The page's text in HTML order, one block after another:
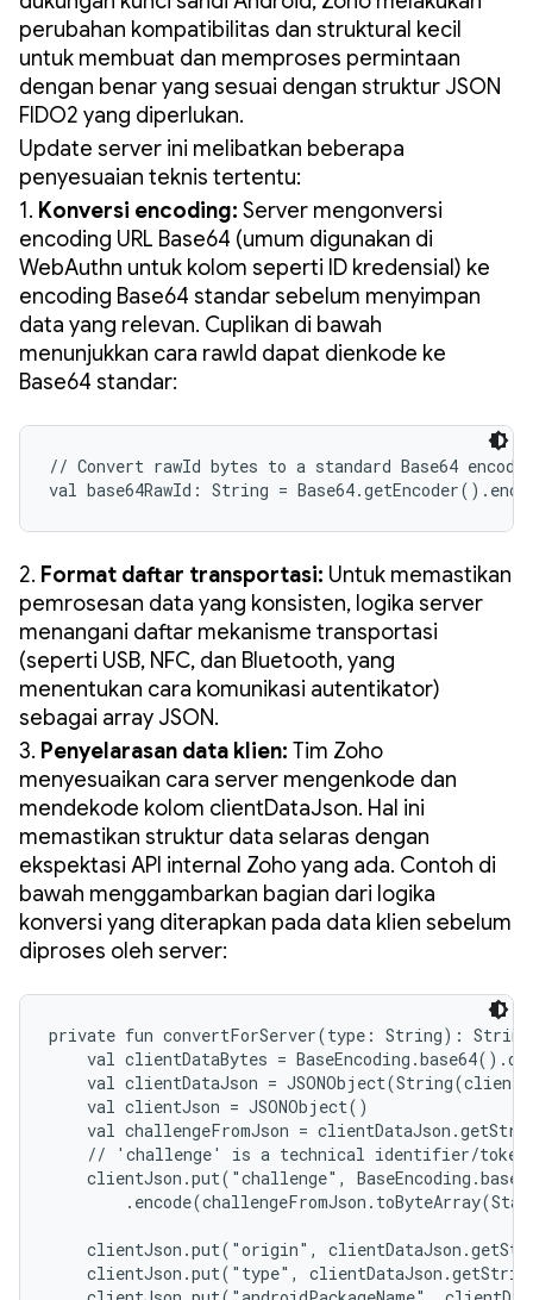
perubahan kompatibilitas dan struktural kecil
untuk membuat dan memproses permintaan
dengan benar yang sesuai dengan struktur JSON
FIDO2 yang diperlukan.
Update server ini melibatkan beberapa
penyesuaian teknis tertentu:
1. Konversi encoding: Server mengonversi
encoding URL Base64 (umum digunakan di
WebAuthn untuk kolom seperti ID kredensial) ke
encoding Base64 standar sebelum menyimpan
data yang relevan. Cuplikan di bawah
menunjukkan cara rawId dapat dienkode ke
Base64 standar:
// Convert rawId bytes to a standard Base64
val base64RawId: String =
2. Format daftar transportasi: Untuk memastikan
pemrosesan data yang konsisten, logika server
menangani daftar mekanisme transportasi
(seperti USB, NFC, dan Bluetooth, yang
menentukan cara komunikasi autentikator)
sebagai array JSON.
3. Penyelarasan data klien: Tim Zoho
menyesuaikan cara server mengenkode dan
mendekode kolom clientDataJson. Hal ini
memastikan struktur data selaras dengan
ekspektasi API internal Zoho yang ada. Contoh di
bawah menggambarkan bagian dari logika
konversi yang diterapkan pada data klien sebelum
diproses oleh server:
private fun convertForServer(type: String):
val clientDataBytes =
val clientDataJson =
    val clientJson = JSONObject()
val challengeFromJson =
// 'challenge' is a technical identifier/
clientJson.put("challenge",
clientJson.put("origin",
clientJson.put("type",